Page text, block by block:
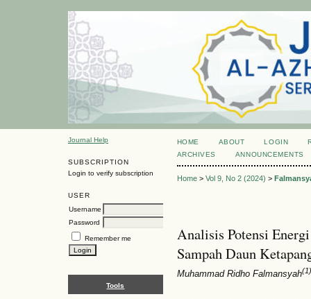
Journal Help
SUBSCRIPTION
Login to verify subscription
USER
Username
Password
Remember me
Tools
HOME ABOUT LOGIN
ARCHIVES
ANNOUNCEMENTS
Home> Vol 9, No 2 (2024) >
Analisis Potensi
Sampah Daun
Muhammad Ridho Falmansyah(1)